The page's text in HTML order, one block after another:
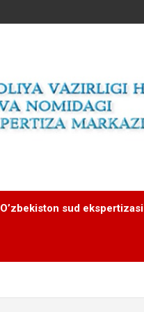
O’zbekiston sud ekspertizasi